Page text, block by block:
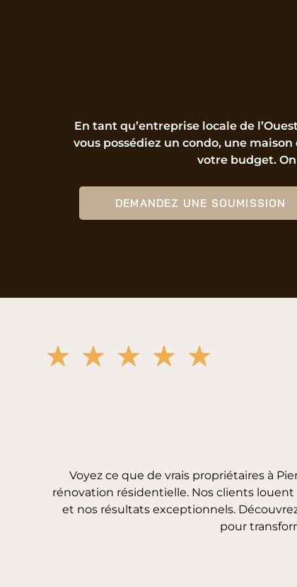
En tant qu’entreprise locale de
vous possédiez un condo, une
votre budget.
DEMANDEZ UNE SOUMISSION
Voyez ce que de vrais propriétaires à
rénovation résidentielle. Nos clients
et nos résultats exceptionnels.
pour